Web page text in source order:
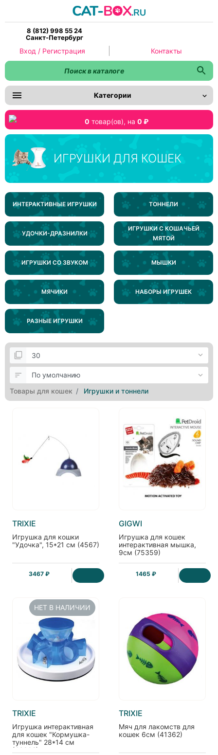
8 (812) 998 55 24
Санкт-Петербург
0 товар(ов), на 0 ₽
Категории
Вход / Регистрация Контакты
ИГРУШКИ ДЛЯ КОШЕК
ИНТЕРАКТИВНЫЕ ИГРУШКИ ТОННЕЛИ
УДОЧКИ-ДРАЗНИЛКИ
ИГРУШКИ С КОШАЧЬЕЙ
МЯТОЙ
ИГРУШКИ СО ЗВУКОМ МЫШКИ
МЯЧИКИ НАБОРЫ ИГРУШЕК
РАЗНЫЕ ИГРУШКИ
Товары для кошек Игрушки и тоннели
TRIXIE
Игрушка для кошки
"Удочка", 15*21 см (4567)
3467 ₽
GIGWI
Игрушка для кошек
интерактивная мышка,
9см (75359)
1465 ₽
НЕТ В НАЛИЧИИ
TRIXIE
Игрушка интерактивная
для кошек "Кормушка-
туннель" 28*14 см
(46002)
TRIXIE
Мяч для лакомств для
кошек 6см (41362)